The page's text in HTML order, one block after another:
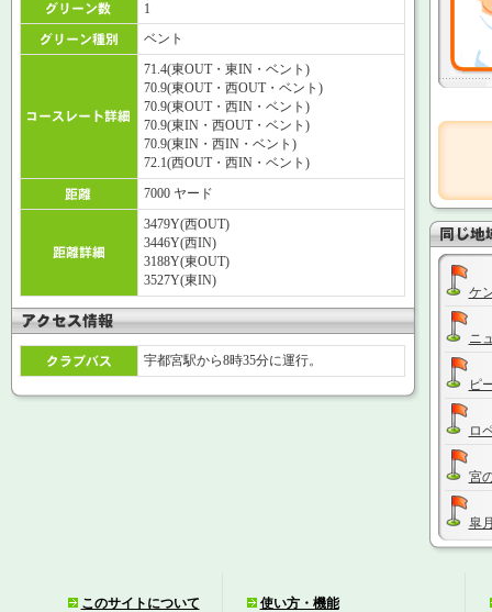
1
ベント
71.4(東OUT・東IN・ベント)
70.9(東OUT・西OUT・ベント)
70.9(東OUT・西IN・ベント)
70.9(東IN・西OUT・ベント)
70.9(東IN・西IN・ベント)
72.1(西OUT・西IN・ベント)
7000 ヤード
3479Y(西OUT)
3446Y(西IN)
3188Y(東OUT)
3527Y(東IN)
宇都宮駅から8時35分に運行。
ケ
ニ
ピ
ロ
宮
皐
このサイトについて 使い方・機能